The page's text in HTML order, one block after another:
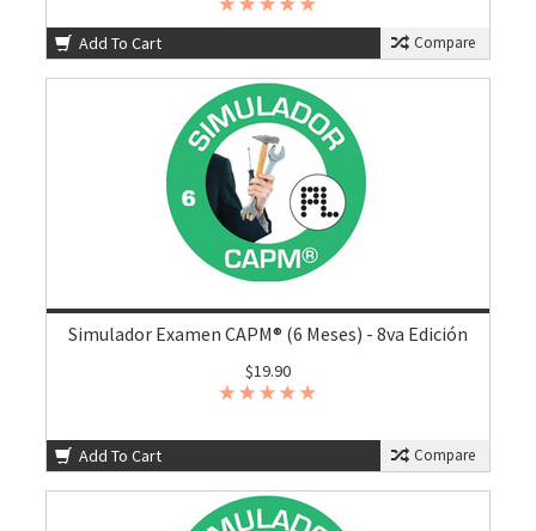
Add To Cart Compare
Simulador Examen CAPM® (6 Meses) - 8va Edición
$19.90
Add To Cart Compare